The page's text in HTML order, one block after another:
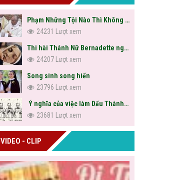
Phạm Những Tội Nào Thì Không Được Rước Lễ?
24231 Lượt xem
Thi hài Thánh Nữ Bernadette nguyên vẹn sau hơn trăm năm
24207 Lượt xem
Song sinh song hiến
23796 Lượt xem
Ý nghĩa của việc làm Dấu Thánh Giá
23681 Lượt xem
VIDEO - CLIP